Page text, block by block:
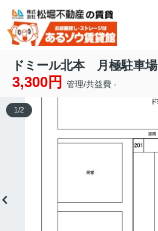
ドミール北本 月極駐車場
3,300円 管理/共益費 -
1/2